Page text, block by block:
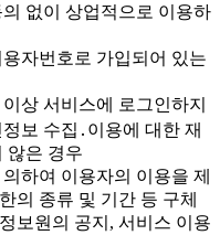
없이 상업적으로 이용하
자번호로 가입되어 있는
상 서비스에 로그인하지
보 수집․이용에 대한 재
않은 경우
하여 이용자의 이용을 제
의 종류 및 기간 등 구체
보원의 공지, 서비스 이용